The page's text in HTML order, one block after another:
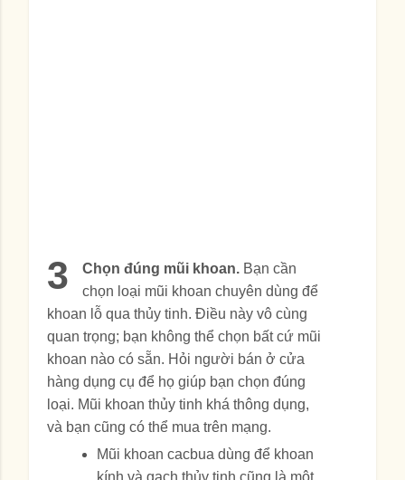
3 Chọn đúng mũi khoan. Bạn cần
chọn loại mũi khoan chuyên dùng để
khoan lỗ qua thủy tinh. Điều này vô cùng
quan trọng; bạn không thể chọn bất cứ mũi
khoan nào có sẵn. Hỏi người bán ở cửa
hàng dụng cụ để họ giúp bạn chọn đúng
loại. Mũi khoan thủy tinh khá thông dụng,
và bạn cũng có thể mua trên mạng.
Mũi khoan cacbua dùng để khoan
kính và gạch thủy tinh cũng là một